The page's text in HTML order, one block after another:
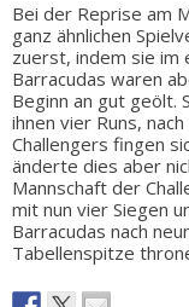
Bei der Reprise am
ganz ähnlichen
zuerst, indem sie im
Barracudas waren
Beginn an gut geölt.
ihnen vier Runs,
Challengers fingen
änderte dies aber
Mannschaft der
mit nun vier Siegen
Barracudas nach
Tabellenspitze